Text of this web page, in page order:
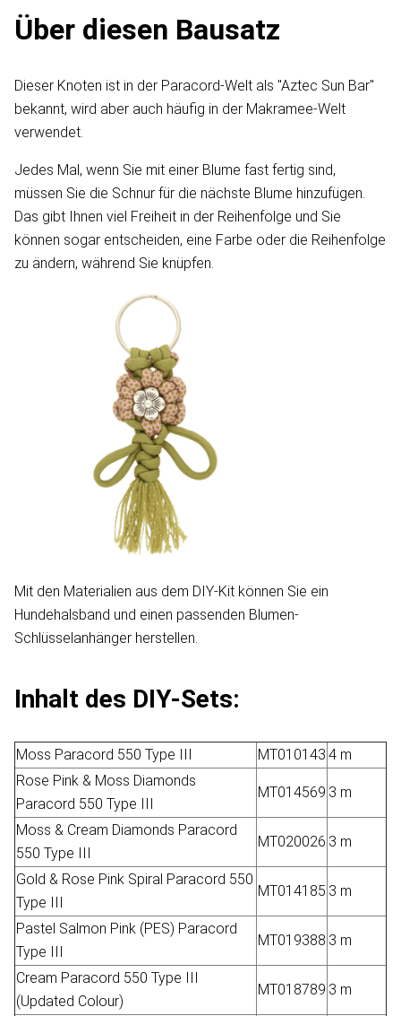
Über diesen Bausatz
Dieser Knoten ist in der Paracord-Welt als "Aztec Sun Bar"
bekannt, wird aber auch häufig in der Makramee-Welt
verwendet.
Jedes Mal, wenn Sie mit einer Blume fast fertig sind,
müssen Sie die Schnur für die nächste Blume hinzufügen.
Das gibt Ihnen viel Freiheit in der Reihenfolge und Sie
können sogar entscheiden, eine Farbe oder die Reihenfolge
zu ändern, während Sie knüpfen.
Mit den Materialien aus dem DIY-Kit können Sie ein
Hundehalsband und einen passenden Blumen-
Schlüsselanhänger herstellen.
Inhalt des DIY-Sets:
Moss Paracord 550 Type III MT010143 4 m
Rose Pink & Moss Diamonds
Paracord 550 Type III
MT014569 3 m
Moss & Cream Diamonds Paracord
550 Type III
MT020026 3 m
Gold & Rose Pink Spiral Paracord 550
Type III
MT014185 3 m
Pastel Salmon Pink (PES) Paracord
Type III
MT019388 3 m
Cream Paracord 550 Type III
(Updated Colour)
MT018789 3 m